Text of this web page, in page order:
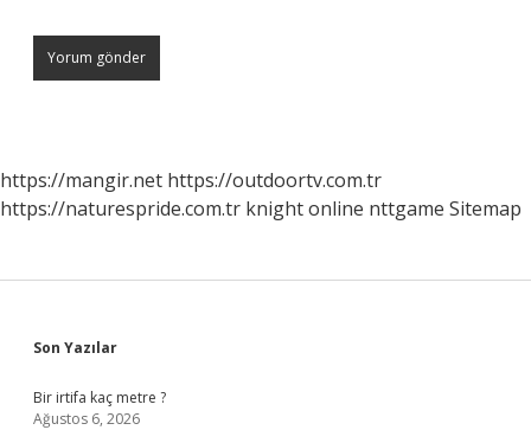
https://mangir.net https://outdoortv.com.tr
https://naturespride.com.tr knight online nttgame Sitemap
Sidebar
Son Yazılar
Bir irtifa kaç metre ?
Ağustos 6, 2026